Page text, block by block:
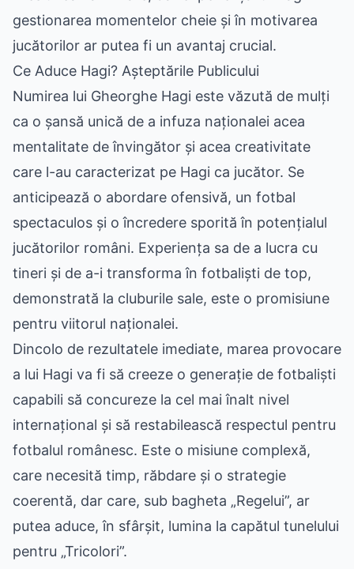
gestionarea momentelor cheie și în motivarea
jucătorilor ar putea fi un avantaj crucial.
Ce Aduce Hagi? Așteptările Publicului
Numirea lui Gheorghe Hagi este văzută de mulți
ca o șansă unică de a infuza naționalei acea
mentalitate de învingător și acea creativitate
care l-au caracterizat pe Hagi ca jucător. Se
anticipează o abordare ofensivă, un fotbal
spectaculos și o încredere sporită în potențialul
jucătorilor români. Experiența sa de a lucra cu
tineri și de a-i transforma în fotbaliști de top,
demonstrată la cluburile sale, este o promisiune
pentru viitorul naționalei.
Dincolo de rezultatele imediate, marea provocare
a lui Hagi va fi să creeze o generație de fotbaliști
capabili să concureze la cel mai înalt nivel
internațional și să restabilească respectul pentru
fotbalul românesc. Este o misiune complexă,
care necesită timp, răbdare și o strategie
coerentă, dar care, sub bagheta „Regelui”, ar
putea aduce, în sfârșit, lumina la capătul tunelului
pentru „Tricolori”.